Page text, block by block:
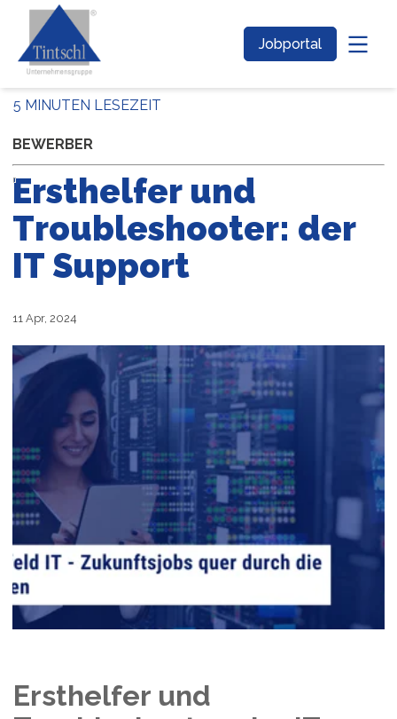
Jobportal
5 MINUTEN LESEZEIT
BEWERBER
Ersthelfer und
Troubleshooter: der
IT Support
11 Apr, 2024
Ersthelfer und